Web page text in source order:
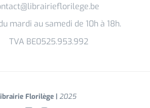
mardi au samedi de 10h à 18h.
TVA BE0525.953.992
Florilège | 2025